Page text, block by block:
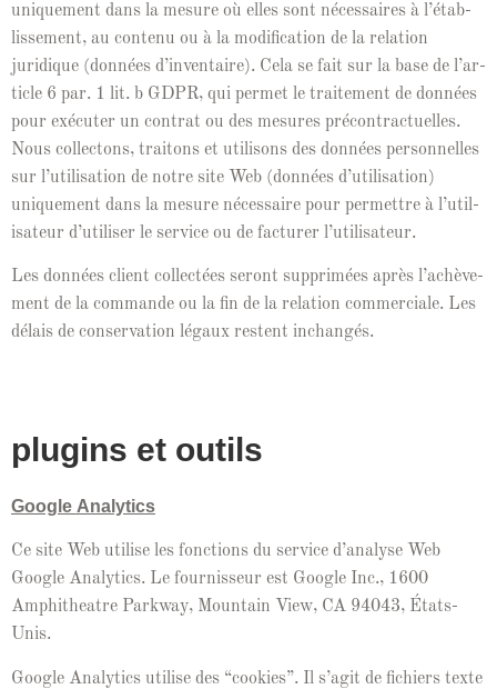
unique­ment dans la mesure où elles sont néces­saires à l’étab­
lisse­ment, au con­tenu ou à la mod­i­fi­ca­tion de la rela­tion
juridique (don­nées d’in­ven­taire). Cela se fait sur la base de l’ar­
ti­cle 6 par. 1 lit. b GDPR, qui per­met le traite­ment de don­nées
pour exé­cuter un con­trat ou des mesures pré­con­tractuelles.
Nous col­lec­tons, traitons et util­isons des don­nées per­son­nelles
sur l’u­til­i­sa­tion de notre site Web (don­nées d’u­til­i­sa­tion)
unique­ment dans la mesure néces­saire pour per­me­t­tre à l’u­til­
isa­teur d’u­tilis­er le ser­vice ou de fac­tur­er l’utilisateur.
Les don­nées client col­lec­tées seront sup­primées après l’achève­
ment de la com­mande ou la fin de la rela­tion com­mer­ciale. Les
délais de con­ser­va­tion légaux restent inchangés.
plugins et outils
Google Ana­lyt­ics
Ce site Web utilise les fonc­tions du ser­vice d’analyse Web
Google Ana­lyt­ics. Le four­nisseur est Google Inc., 1600
Amphithe­atre Park­way, Moun­tain View, CA 94043, États-
Unis.
Google Ana­lyt­ics utilise des “cook­ies”. Il s’ag­it de fichiers texte